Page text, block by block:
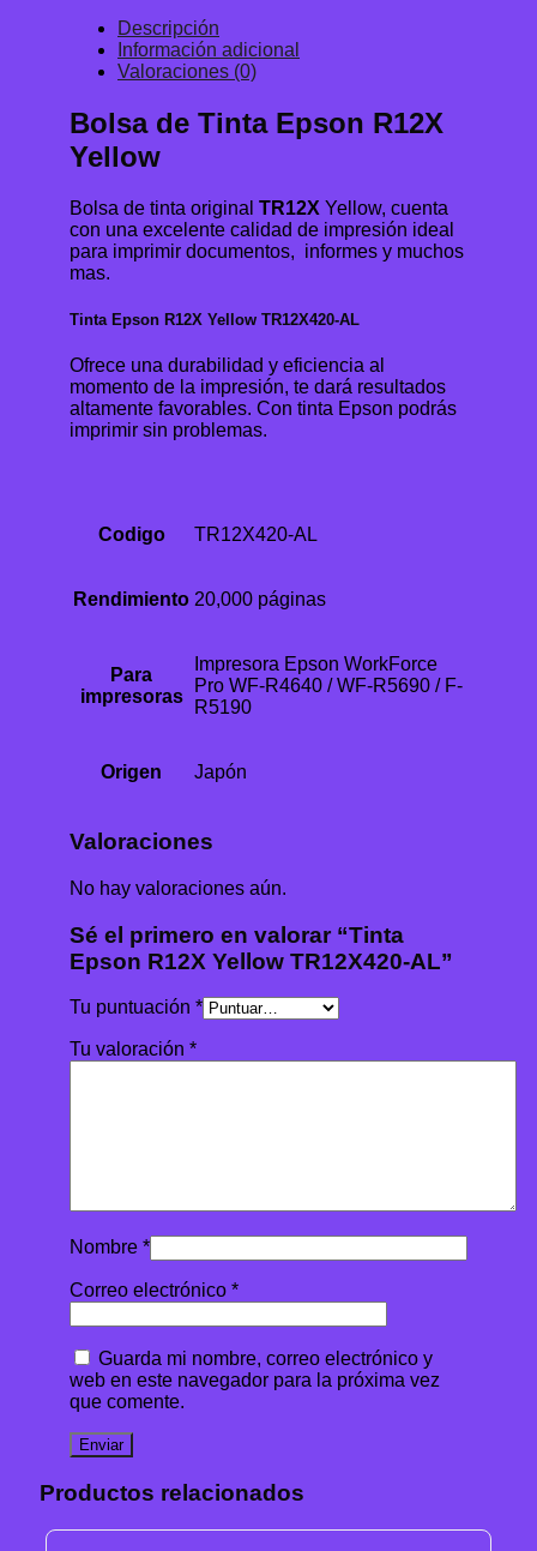
Descripción
Información adicional
Valoraciones (0)
Bolsa de Tinta Epson R12X
Yellow
Bolsa de tinta original TR12X Yellow, cuenta
con una excelente calidad de impresión ideal
para imprimir documentos, informes y muchos
mas.
Tinta Epson R12X Yellow TR12X420-AL
Ofrece una durabilidad y eficiencia al
momento de la impresión, te dará resultados
altamente favorables. Con tinta Epson podrás
imprimir sin problemas.
Codigo TR12X420-AL
Rendimiento 20,000 páginas
Para
impresoras
Impresora Epson WorkForce
Pro WF-R4640 / WF-R5690 / F-
R5190
Origen Japón
Valoraciones
No hay valoraciones aún.
Sé el primero en valorar “Tinta
Epson R12X Yellow TR12X420-AL”
Tu puntuación *
Tu valoración *
Nombre *
Correo electrónico *
Guarda mi nombre, correo electrónico y
web en este navegador para la próxima vez
que comente.
Productos relacionados